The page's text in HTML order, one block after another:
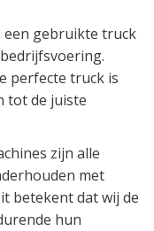
een gebruikte truck
perfecte truck is
tot de juiste
zijn alle
met
betekent dat wij de
hun